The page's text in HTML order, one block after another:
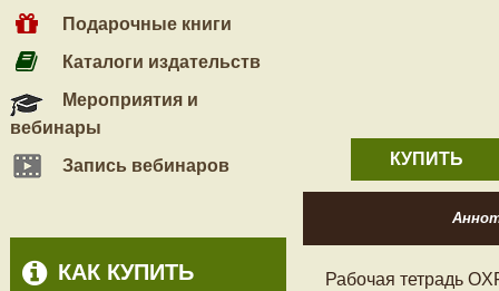
Подарочные книги
Каталоги издательств
Мероприятия и
вебинары
Запись вебинаров
КАК КУПИТЬ
КУПИТЬ
Рабочая тетрадь